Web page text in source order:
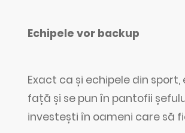
Echipele vor backup
Exact ca și echipele din
față și se pun în pantofii
investești în oameni care să